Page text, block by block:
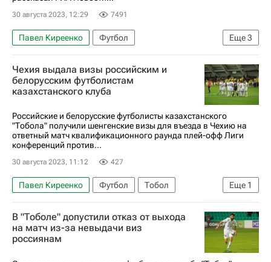
30 августа 2023, 12:29 7491
Еще3
Павел Киреенко
Футбол
Союз европейских футбольных ассоциаций (УЕФА)
Тобол
Иван Коновалов
Чехия выдала визы российским и
белорусским футболистам
казахстанского клуба
Российские и белорусские футболисты казахстанского
"Тобола" получили шенгенские визы для въезда в Чехию на
ответный матч квалификационного раунда плей-офф Лиги
конференций против...
30 августа 2023, 11:12 427
Еще 1
Павел Киреенко Футбол
Тобол
Иван Коновалов
В "Тоболе" допустили отказ от выхода
на матч из-за невыдачи виз
россиянам